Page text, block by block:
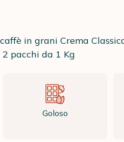
in grani Crema
2 pacchi da 1 Kg
Goloso